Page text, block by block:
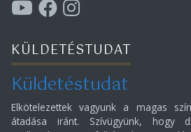
KÜLDETÉSTUDAT
Küldetéstudat
Elkötelezettek vagyunk a magas
átadása iránt. Szívügyünk, hogy